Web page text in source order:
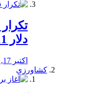
دلار 11 400
اکتبر 17, 2019
کشاورزی